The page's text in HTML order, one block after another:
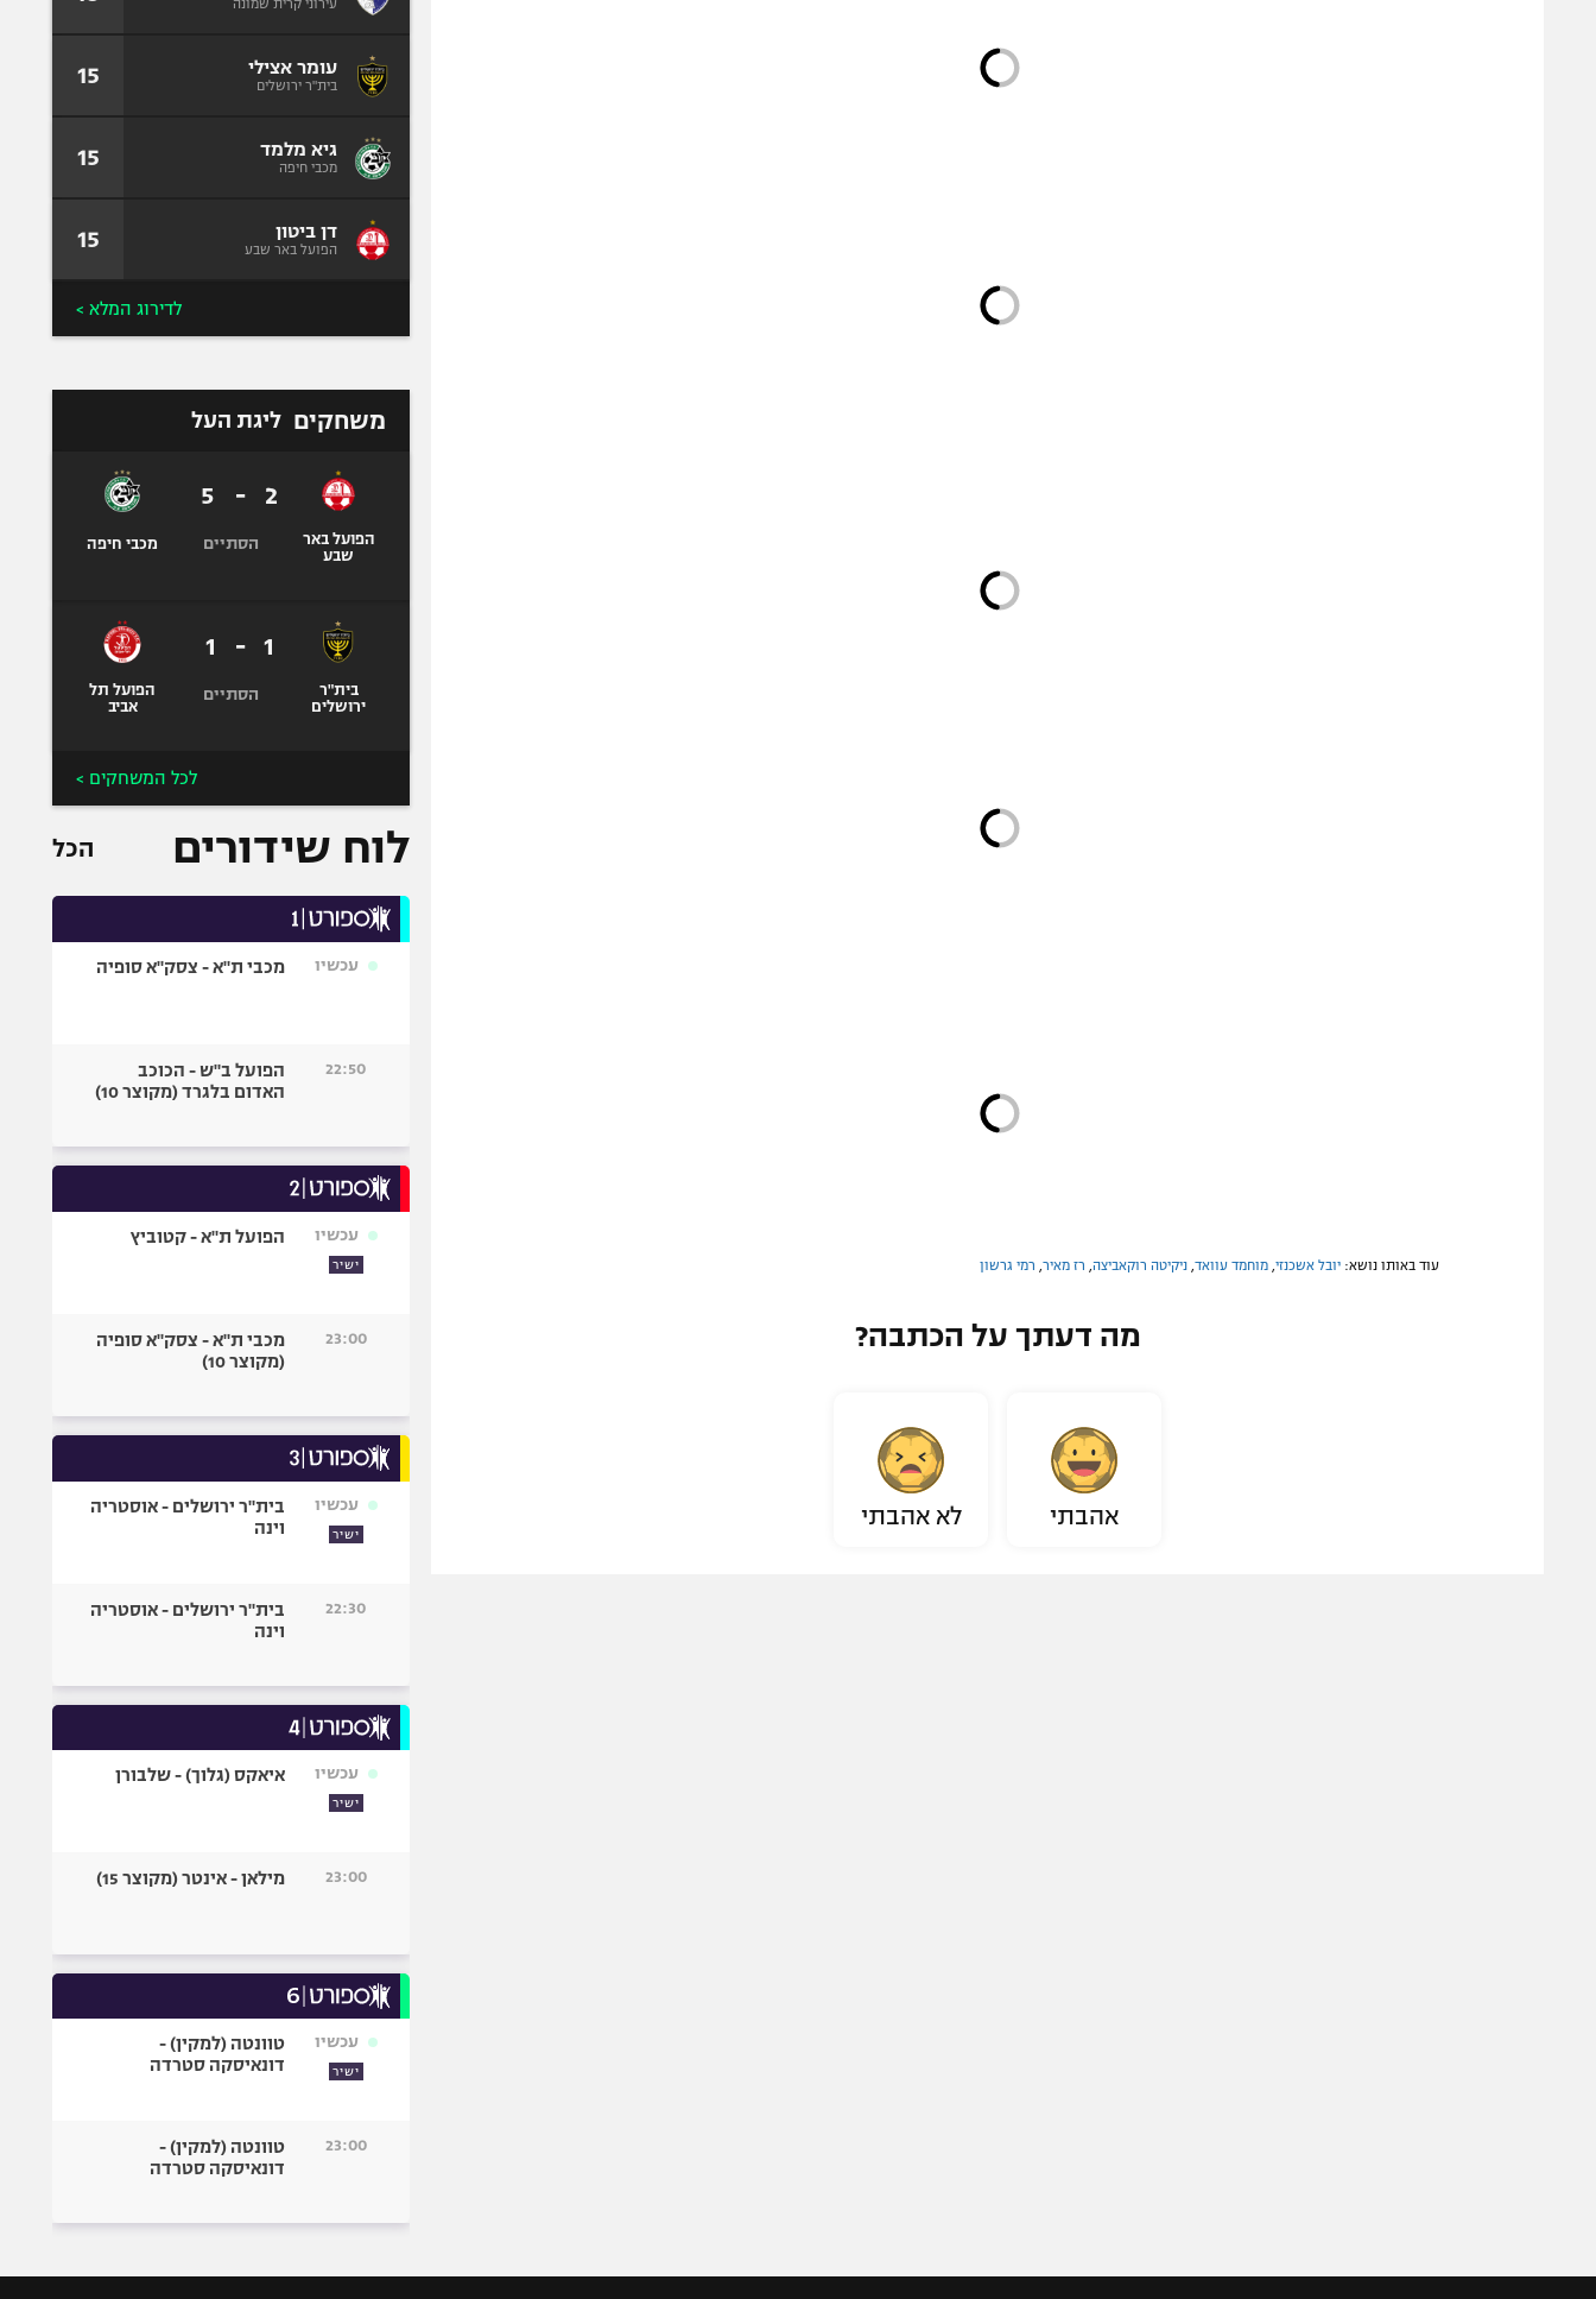
עוד באותו נושא: יובל אשכנזי מוחמד עוואד ניקיטה רוקאביצה רז מאיר רמי גרשון
מה דעתך על הכתבה?
אהבתי לא אהבתי
עירוני קרית שמונה
עומר אצילי
בית"ר ירושלים 15
גיא מלמד
מכבי חיפה 15
דן ביטון
הפועל באר שבע 15
לדירוג המלא >
משחקים ליגת העל
הפועל באר
שבע
2
-
5
הסתיים מכבי חיפה
בית"ר
ירושלים
1
-
1
הסתיים
הפועל תל
אביב
לכל המשחקים >
לוח שידורים הכל
עכשיו מכבי ת"א - צסק"א סופיה
22:50
הפועל ב"ש - הכוכב
האדום בלגרד (מקוצר 10)
עכשיו
ישיר
הפועל ת"א - קטוביץ
23:00
מכבי ת"א - צסק"א סופיה
(מקוצר 10)
עכשיו
ישיר
בית"ר ירושלים - אוסטריה
וינה
22:30
בית"ר ירושלים - אוסטריה
וינה
עכשיו
ישיר
איאקס (גלוך) - שלבורן
23:00 מילאן - אינטר (מקוצר 15)
עכשיו
ישיר
טוונטה (למקין) -
דונאיסקה סטרדה
23:00
טוונטה (למקין) -
דונאיסקה סטרדה